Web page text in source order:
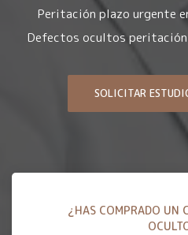
Peritación plazo urgente
Defectos ocultos
SOLICITAR
¿HAS COMPRADO UN